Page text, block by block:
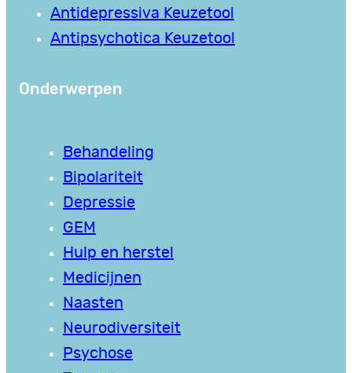
Antidepressiva Keuzetool
Antipsychotica Keuzetool
Onderwerpen
Behandeling
Bipolariteit
Depressie
GEM
Hulp en herstel
Medicijnen
Naasten
Neurodiversiteit
Psychose